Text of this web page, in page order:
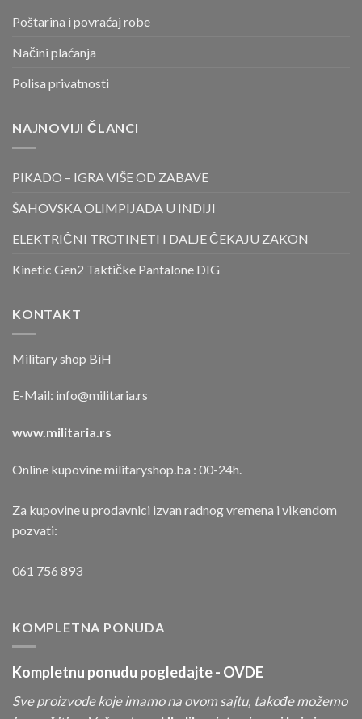
Poštarina i povraćaj robe
Načini plaćanja
Polisa privatnosti
NAJNOVIJI ČLANCI
PIKADO – IGRA VIŠE OD ZABAVE
ŠAHOVSKA OLIMPIJADA U INDIJI
ELEKTRIČNI TROTINETI I DALJE ČEKAJU ZAKON
Kinetic Gen2 Taktičke Pantalone DIG
KONTAKT
Military shop BiH
E-Mail: info@militaria.rs
www.militaria.rs
Online kupovine militaryshop.ba : 00-24h.
Za kupovine u prodavnici izvan radnog vremena i vikendom
pozvati:
061 756 893
KOMPLETNA PONUDA
Kompletnu ponudu pogledajte - OVDE
Sve proizvode koje imamo na ovom sajtu, takođe možemo